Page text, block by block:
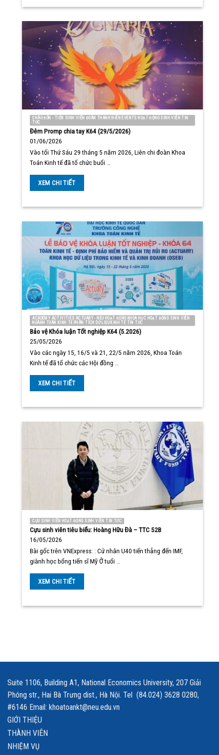
CHÀO ĐÓN - TIỄN SINH VIÊN ĐOÀN THANH NIÊN EVENTS HOẠT ĐỘNG SINH VIÊN TIN
TỨC
Đêm Promp chia tay K64 (29/5/2026)
01/06/2026
Vào tối Thứ Sáu 29 tháng 5 năm 2026, Liên chi đoàn Khoa
Toán Kinh tế đã tổ chức buổi …
XEM CHI TIẾT
ACADEMY ACTIVITIES ACTUARY - NEU HOẠT ĐỘNG KHOA HỌC HOẠT ĐỘNG SINH VIÊN
NGÀNH TOÁN KINH TẾ PHÂN TÍCH DỮ LIỆU KINH TẾ TIN TỨC
Bảo vệ Khóa luận Tốt nghiệp K64 (5.2026)
25/05/2026
Vào các ngày 15, 16/5 và 21, 22/5 năm 2026, Khoa Toán
Kinh tế đã tổ chức các Hội đồng …
XEM CHI TIẾT
CỰU SINH VIÊN HOẠT ĐỘNG SINH VIÊN TIN TỨC
Cựu sinh viên tiêu biểu: Hoàng Hữu Đà – TTC 52B
16/05/2026
Bài gốc trên VNExpress: : Cử nhân U40 tiến thẳng đến IMF,
giành học bổng tiến sĩ Mỹ Ở tuổi …
XEM CHI TIẾT
Suite 1106, Building A1, National Economics University, 207 Giải
Phóng str., Hai Bà Trưng dist., Hà Nội. Tel (84.024) 3628 0280,
#6146 Email: khoatoankt@neu.edu.vn
GIỚI THIỆU
THÀNH VIÊN
NHIỆM VỤ